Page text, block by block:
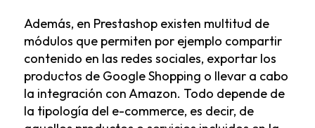
Además, en Prestashop existen multitud de
módulos que permiten por ejemplo compartir
contenido en las redes sociales, exportar los
productos de Google Shopping o llevar a cabo
la integración con Amazon. Todo depende de
la tipología del e-commerce, es decir, de